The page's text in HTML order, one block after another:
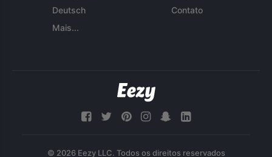
Deutsch
Mais...
Contato
© 2026 Eezy LLC. Todos os direitos reservados